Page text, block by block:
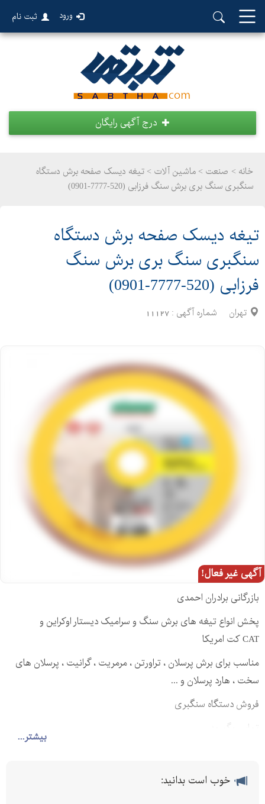
ورود ثبت نام
درج آگهی رایگان
خانه > صنعت > ماشین آلات > تیغه دیسک صفحه برش دستگاه
سنگبری سنگ بری برش سنگ فرزابی (520-7777-0901)
تیغه دیسک صفحه برش دستگاه
سنگبری سنگ بری برش سنگ
فرزابی (520-7777-0901)
تهران شماره آگهی : 11127
آگهی غیر فعال!
بیشتر...
بازرگانی برادران احمدی
پخش انواع تیغه های برش سنگ و سرامیک دیستار اوکراین و
CAT کت امریکا
مناسب برای برش پرسلان ، تراورتن ، مرمریت ، گرانیت ، پرسلان های
سخت ، هارد پرسلان و ‌..‌.
فروش دستگاه سنگبری
تماس بگیرید
خوب است بدانید: